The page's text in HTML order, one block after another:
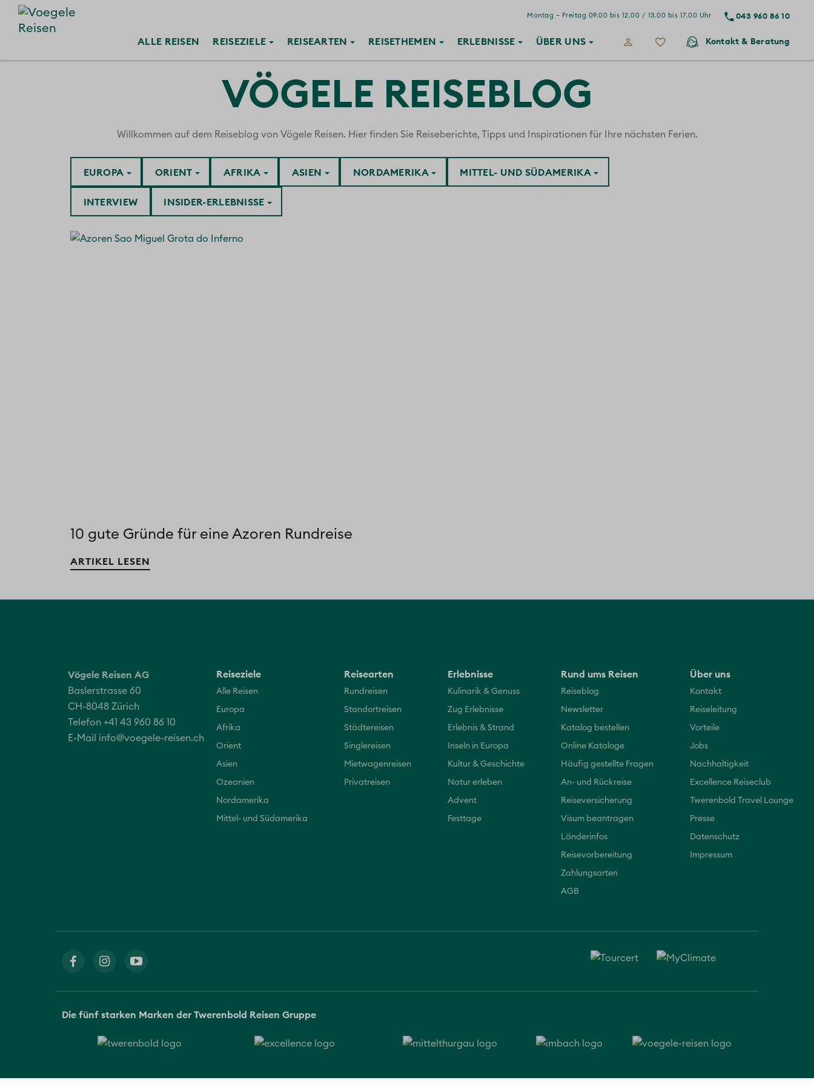
043 960 86 10
Montag – Freitag 09.00 bis 12.00 / 13.00 bis 17.00 Uhr
ALLE REISEN REISEZIELE REISEARTEN REISETHEMEN ERLEBNISSE ÜBER UNS Kontakt & Beratung
VÖGELE REISEBLOG
Willkommen auf dem Reiseblog von Vögele Reisen. Hier finden Sie Reiseberichte, Tipps und Inspirationen für Ihre nächsten Ferien.
AFRIKA ASIEN
EUROPA
INSIDER-ERLEBNISSE
INTERVIEW
MITTEL- UND SÜDAMERIKA
NORDAMERIKA
ORIENT
10 gute Gründe für eine Azoren Rundreise
ARTIKEL LESEN
Vögele Reisen AG
Baslerstrasse 60
CH-8048 Zürich
Telefon +41 43 960 86 10
E-Mail info@voegele-reisen.ch
Reiseziele
Alle Reisen
Europa
Afrika
Orient
Asien
Ozeanien
Nordamerika
Mittel- und Südamerika
Reisearten
Rundreisen
Standortreisen
Städtereisen
Singlereisen
Mietwagenreisen
Privatreisen
Erlebnisse
Kulinarik & Genuss
Zug Erlebnisse
Erlebnis & Strand
Inseln in Europa
Kultur & Geschichte
Natur erleben
Advent
Festtage
Rund ums Reisen
Reiseblog
Newsletter
Katalog bestellen
Online Kataloge
Häufig gestellte Fragen
An- und Rückreise
Reiseversicherung
Visum beantragen
Länderinfos
Reisevorbereitung
Zahlungsarten
AGB
Über uns
Kontakt
Reiseleitung
Vorteile
Jobs
Nachhaltigkeit
Excellence Reiseclub
Twerenbold Travel Lounge
Presse
Datenschutz
Impressum
Die fünf starken Marken der Twerenbold Reisen Gruppe